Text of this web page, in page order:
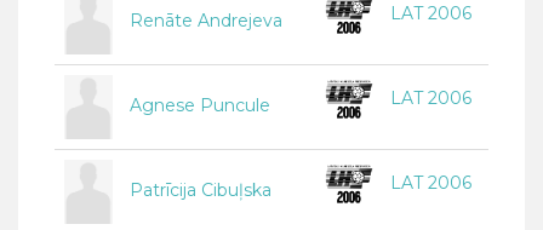
Renāte Andrejeva LAT 2006
Agnese Puncule LAT 2006
Patrīcija Cibuļska LAT 2006